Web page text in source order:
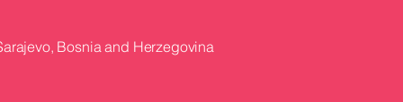
Bosnia and Herzegovina